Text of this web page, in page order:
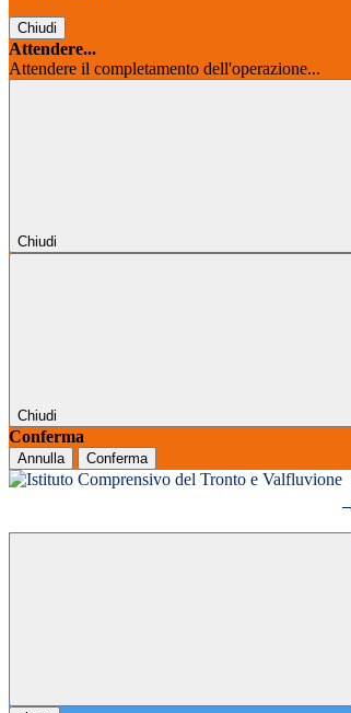
Chiudi
Attendere...
Attendere il completamento dell'operazione...
Chiudi
Chiudi
Conferma
Annulla Conferma